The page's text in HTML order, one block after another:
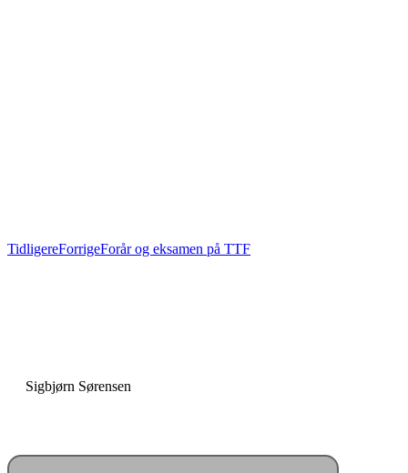
TidligereForrigeForår og eksamen på TTF
Sigbjørn Sørensen